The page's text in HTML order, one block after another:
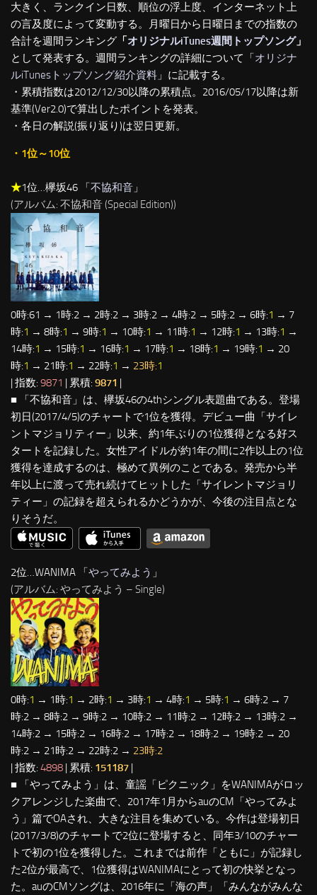
大きく、ランクイン日数、順位の浮上度、インターネット上
の言及度によって変動する。月曜日から日曜日までの指数の
合計を週間ランキング 「オリジナルiTunes週間トップソング」
として発表する。週間ランキングの詳細について「オリジナ
ルiTunesトップソング紹介資料 」に記載する。
・累積指数は2012/12/30以降の累積点。2016/05/17以降は新
基準(Ver2.0)で算出したポイントを発表。
・各日の解説(振り返り)は翌日更新。
・1位～10位
★1位…欅坂46 「不協和音 」
(アルバム: 不協和音 (Special Edition))
0時:61 → 1時:2 → 2時:2 → 3時:2 → 4時:2 → 5時:2 → 6時:1 → 7
時:1 → 8時:1 → 9時:1 → 10時:1 → 11時:1 → 12時:1 → 13時:1 →
14時:1 → 15時:1 → 16時:1 → 17時:1 → 18時:1 → 19時:1 → 20
時:1 → 21時:1 → 22時:1 → 23時:1
| 指数: 9871 | 累積: 9871 |
■ 「不協和音」は、欅坂46の4thシングル表題曲である。登場
初日(2017/4/5)のチャートで1位を獲得。デビュー曲「サイレ
ントマジョリティー」以来、約1年ぶりの1位獲得となる好ス
タートを記録した。女性アイドルが約1年の間に2作以上の1位
獲得を達成するのは、極めて異例のことである。発売から半
年以上に渡って売れ続けてヒットした「サイレントマジョリ
ティー」の記録を超えられるかどうかが、今後の注目点とな
りそうだ。
2位…WANIMA 「やってみよう 」
(アルバム: やってみよう – Single)
0時:1 → 1時:1 → 2時:1 → 3時:1 → 4時:1 → 5時:1 → 6時:2 → 7
時:2 → 8時:2 → 9時:2 → 10時:2 → 11時:2 → 12時:2 → 13時:2 →
14時:2 → 15時:2 → 16時:2 → 17時:2 → 18時:2 → 19時:2 → 20
時:2 → 21時:2 → 22時:2 → 23時:2
| 指数: 4898 | 累積: 151187 |
■ 「やってみよう」は、童謡「ピクニック」をWANIMAがロッ
クアレンジした楽曲で、2017年1月からauのCM「やってみよ
う」篇でOAされ、大きな注目を集めている。今作は登場初日
(2017/3/8)のチャートで2位に登場すると、同年3/10のチャー
トで初の1位を獲得した。これまでは前作「ともに」が記録し
た2位が最高で、1位獲得はWANIMAにとって初の快挙となっ
た。auのCMソングは、2016年に「海の声」「みんながみんな